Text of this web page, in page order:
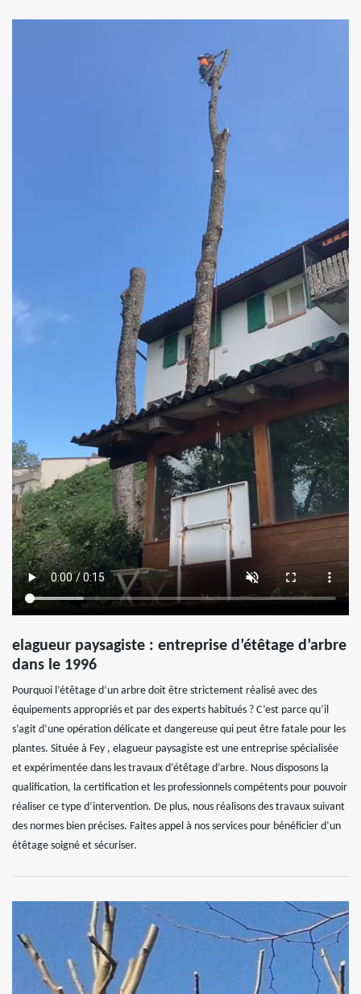
elagueur paysagiste : entreprise d’étêtage d’arbre
dans le 1996
Pourquoi l’étêtage d’un arbre doit être strictement réalisé avec des
équipements appropriés et par des experts habitués ? C’est parce qu’il
s’agit d’une opération délicate et dangereuse qui peut être fatale pour les
plantes. Située à Fey , elagueur paysagiste est une entreprise spécialisée
et expérimentée dans les travaux d’étêtage d’arbre. Nous disposons la
qualification, la certification et les professionnels compétents pour pouvoir
réaliser ce type d’intervention. De plus, nous réalisons des travaux suivant
des normes bien précises. Faites appel à nos services pour bénéficier d’un
étêtage soigné et sécuriser.